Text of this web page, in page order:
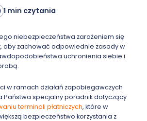
1 min czytania
niebezpieczeństwa zarażeniem się
aby zachować odpowiednie zasady w
uchronienia siebie i
w ramach działań zapobiegawczych
Państwa specjalny poradnik dotyczący
terminali płatniczych, które w
bezpieczeństwo korzystania z